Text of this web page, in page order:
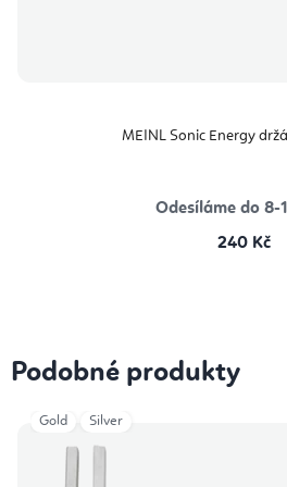
MEINL Sonic Energy
Odesíláme do 8-
240 Kč
Podobné produkty
Gold Silver